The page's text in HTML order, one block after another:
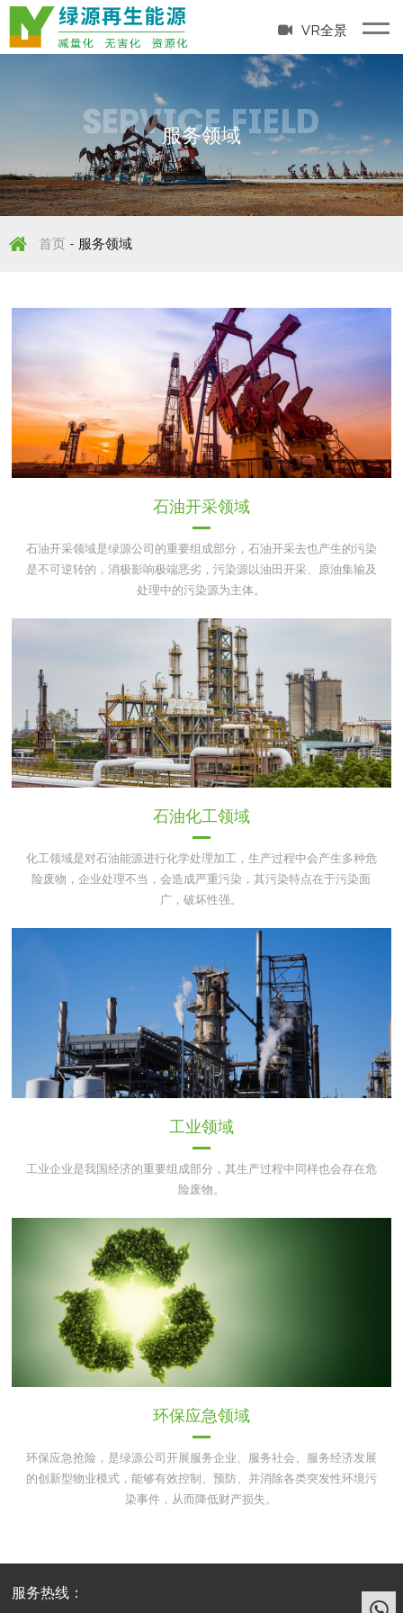
VR全景
SERVICE FIELD
服务领域
首页 - 服务领域
石油开采领域
石油开采领域是绿源公司的重要组成部分，石油开采去也产生的污染
是不可逆转的，消极影响极端恶劣，污染源以油田开采、原油集输及
处理中的污染源为主体。
石油化工领域
化工领域是对石油能源进行化学处理加工，生产过程中会产生多种危
险废物，企业处理不当，会造成严重污染，其污染特点在于污染面
广，破坏性强。
工业领域
工业企业是我国经济的重要组成部分，其生产过程中同样也会存在危
险废物。
环保应急领域
环保应急抢险，是绿源公司开展服务企业、服务社会、服务经济发展
的创新型物业模式，能够有效控制、预防、并消除各类突发性环境污
染事件，从而降低财产损失。
服务热线：